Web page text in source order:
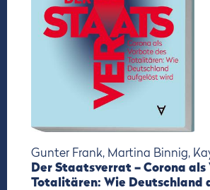
Gunter Frank, Martina Binnig,
Der Staatsverrat – Corona als
Totalitären: Wie Deutschland